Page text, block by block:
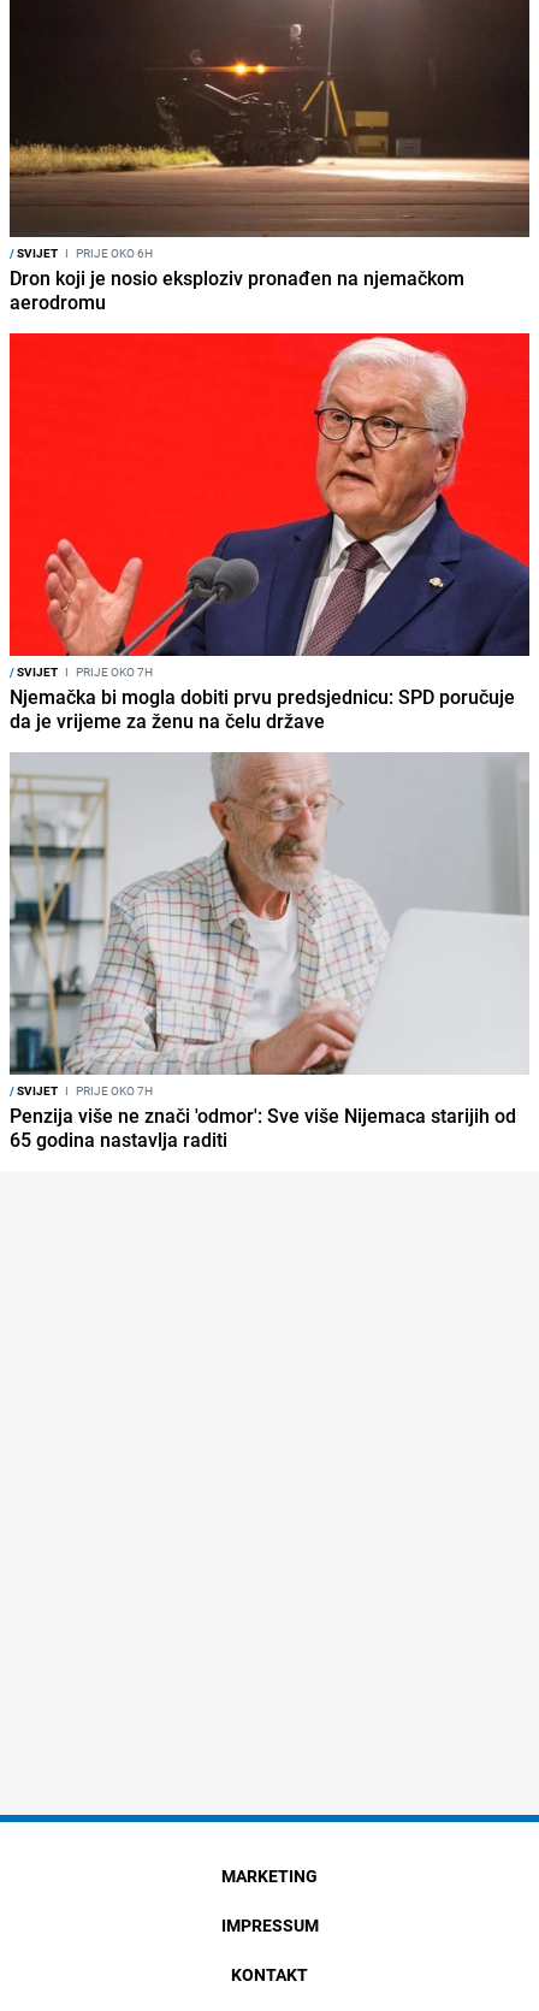
/SVIJET I PRIJE OKO 6H
Dron koji je nosio eksploziv pronađen na njemačkom
aerodromu
/SVIJET I PRIJE OKO 7H
Njemačka bi mogla dobiti prvu predsjednicu: SPD poručuje
da je vrijeme za ženu na čelu države
/SVIJET I PRIJE OKO 7H
Penzija više ne znači 'odmor': Sve više Nijemaca starijih od
65 godina nastavlja raditi
MARKETING
IMPRESSUM
KONTAKT